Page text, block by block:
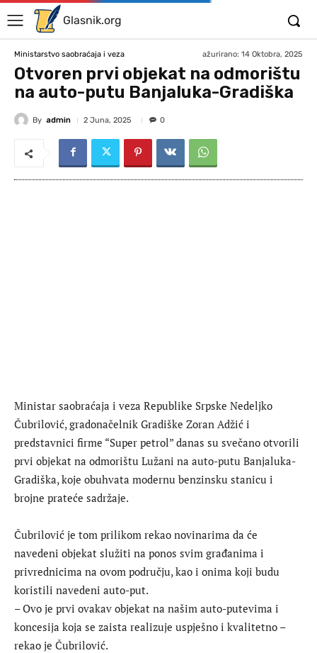
Glasnik.org
Ministarstvo saobraćaja i veza ažurirano: 14 Oktobra, 2025
Otvoren prvi objekat na odmorištu
na auto-putu Banjaluka-Gradiška
By admin 2 Juna, 2025 0
Ministar saobraćaja i veza Republike Srpske Nedeljko
Čubrilović, gradonačelnik Gradiške Zoran Adžić i
predstavnici firme “Super petrol” danas su svečano otvorili
prvi objekat na odmorištu Lužani na auto-putu Banjaluka-
Gradiška, koje obuhvata modernu benzinsku stanicu i
brojne prateće sadržaje.
Čubrilović je tom prilikom rekao novinarima da će
navedeni objekat služiti na ponos svim građanima i
privrednicima na ovom području, kao i onima koji budu
koristili navedeni auto-put.
– Ovo je prvi ovakav objekat na našim auto-putevima i
koncesija koja se zaista realizuje uspješno i kvalitetno –
rekao je Čubrilović.